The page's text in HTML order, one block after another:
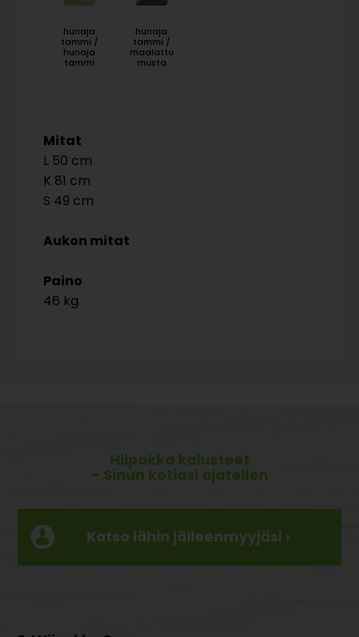
hunaja
tammi /
hunaja
tammi
hunaja
tammi /
maalattu
musta
Mitat
50
81
49
Aukon mitat
Paino
46 kg
Hiipakka kalusteet
- Sinun kotiasi ajatellen
Katso lähin jälleenmyyjäsi ›